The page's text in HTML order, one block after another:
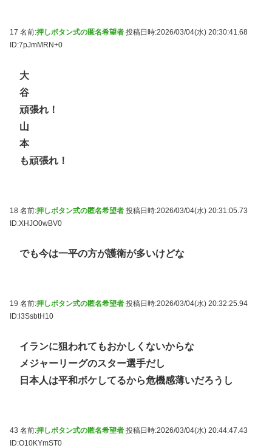
17 名前:押しボタン式の匿名希望者 投稿日時:2026/03/04(水) 20:30:41.68
ID:7pJmMRN+0
大
谷
頑張れ！
山
本
も頑張れ！
18 名前:押しボタン式の匿名希望者 投稿日時:2026/03/04(水) 20:31:05.73
ID:XHJO0wBV0
でも今は一平の方が護衛が多いけどな
19 名前:押しボタン式の匿名希望者 投稿日時:2026/03/04(水) 20:32:25.94
ID:l3SsbtH10
イランに狙われてもおかしくないからな
メジャーリーグのスター選手だし
日本人は平和ボケしてるから危機感薄いだろうし
43 名前:押しボタン式の匿名希望者 投稿日時:2026/03/04(水) 20:44:47.43
ID:O10KYmST0